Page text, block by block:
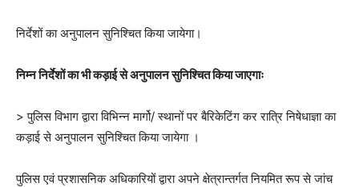
निर्देशों का अनुपालन सुनिश्चित किया जायेगा।
निम्न निर्देशों का भी कड़ाई से अनुपालन सुनिश्चित किया जाएगाः
> पुलिस विभाग द्वारा विभिन्न मार्गो/ स्थानों पर बैरिकेटिंग कर रात्रि निषेधाज्ञा का
कड़ाई से अनुपालन सुनिश्चित किया जायेगा ।
पुलिस एवं प्रशासनिक अधिकारियों द्वारा अपने क्षेत्रान्तर्गत नियमित रूप से जांच